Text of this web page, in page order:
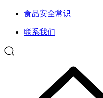
食品安全常识
联系我们